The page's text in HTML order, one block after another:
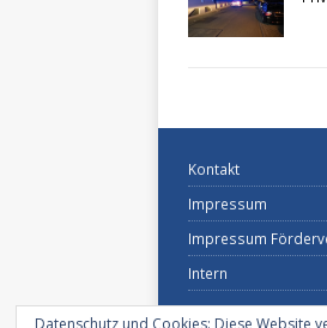
Kontakt
Impressum
Impressum
Intern